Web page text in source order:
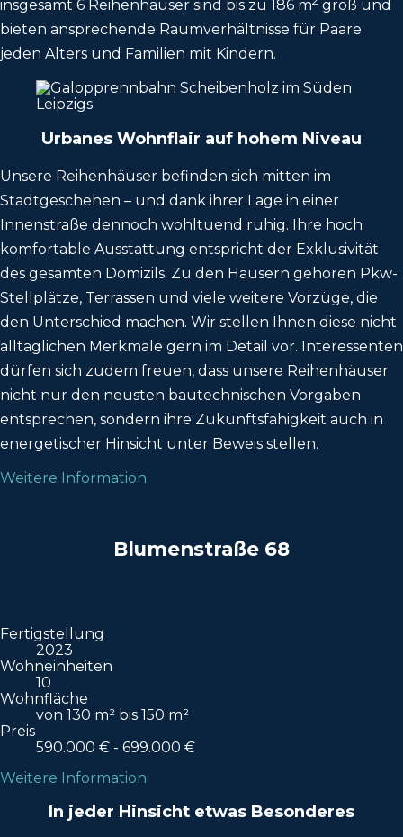
insgesamt 6 Reihenhäuser sind bis zu 186 m
groß und
bieten ansprechende Raumverhältnisse für Paare
jeden Alters und Familien mit Kindern.
Urbanes Wohnflair auf hohem Niveau
Unsere Reihenhäuser befinden sich mitten im
Stadtgeschehen – und dank ihrer Lage in einer
Innenstraße dennoch wohltuend ruhig. Ihre hoch
komfortable Ausstattung entspricht der Exklusivität
des gesamten Domizils. Zu den Häusern gehören Pkw-
Stellplätze, Terrassen und viele weitere Vorzüge, die
den Unterschied machen. Wir stellen Ihnen diese nicht
alltäglichen Merkmale gern im Detail vor. Interessenten
dürfen sich zudem freuen, dass unsere Reihenhäuser
nicht nur den neusten bautechnischen Vorgaben
entsprechen, sondern ihre Zukunftsfähigkeit auch in
energetischer Hinsicht unter Beweis stellen.
Weitere Information
Blumenstraße 68
Fertigstellung
2023
Wohneinheiten
10
Wohnfläche
von 130 m² bis 150 m²
Preis
590.000 € - 699.000 €
Weitere Information
In jeder Hinsicht etwas Besonderes